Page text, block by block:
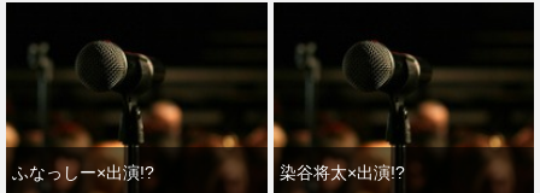
ふなっしー×出演!? 染谷将太×出演!?